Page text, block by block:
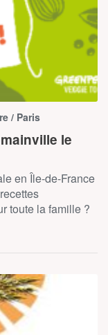
/ Paris
le
en Île-de-France
toute la famille ?